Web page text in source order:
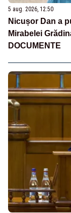
5 aug. 2026, 12:50
Nicușor Dan a
Mirabelei
DOCUMENTE